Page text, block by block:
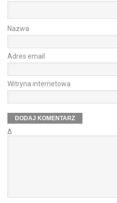
Nazwa
Adres email
Witryna internetowa
Δ